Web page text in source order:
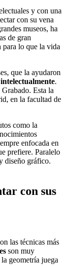
y con una
con su vena
museos, ha
de gran
para lo que la vida
que la ayudaron
.
Esta la
en la facultad de
como la
enfocada en
prefiere. Paralelo
diseño gráfico.
con sus
las técnicas más
son muy
geometría juega